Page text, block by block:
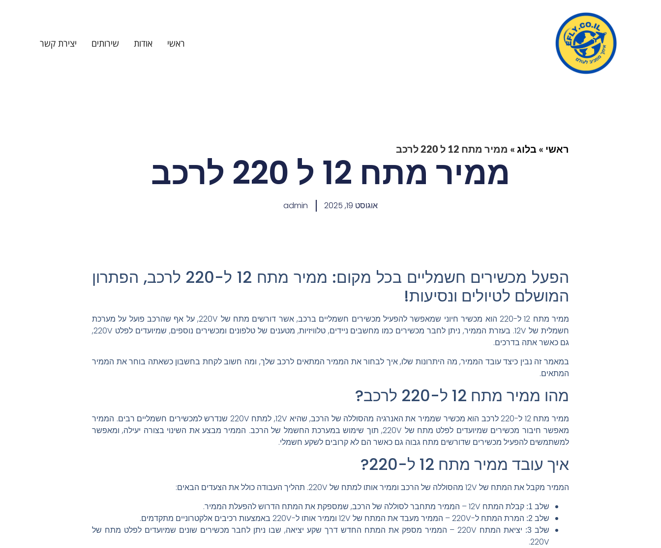
ראשי אודות שירותים יצירת קשר
ראשי » בלוג » ממיר מתח 12 ל 220 לרכב
ממיר מתח 12 ל 220 לרכב
אוגוסט 19, 2025 admin
הפעל מכשירים חשמליים בכל מקום: ממיר מתח 12 ל-220 לרכב, הפתרון
המושלם לטיולים ונסיעות!
ממיר מתח 12 ל-220 הוא מכשיר חיוני שמאפשר להפעיל מכשירים חשמליים ברכב, אשר דורשים מתח של 220V, על אף שהרכב פועל על מערכת
חשמלית של 12V. בעזרת הממיר, ניתן לחבר מכשירים כמו מחשבים ניידים, טלוויזיות, מטענים של טלפונים ומכשירים נוספים, שמיועדים לפלט 220V,
גם כאשר אתה בדרכים.
במאמר זה נבין כיצד עובד הממיר, מה היתרונות שלו, איך לבחור את הממיר המתאים לרכב שלך, ומה חשוב לקחת בחשבון כשאתה בוחר את הממיר
המתאים.
מהו ממיר מתח 12 ל-220 לרכב?
ממיר מתח 12 ל-220 לרכב הוא מכשיר שממיר את האנרגיה מהסוללה של הרכב, שהיא 12V, למתח 220V שנדרש למכשירים חשמליים רבים. הממיר
מאפשר חיבור מכשירים שמיועדים לפלט מתח של 220V, תוך שימוש במערכת החשמל של הרכב. הממיר מבצע את השינוי בצורה יעילה, ומאפשר
למשתמשים להפעיל מכשירים שדורשים מתח גבוה גם כאשר הם לא קרובים לשקע חשמלי.
איך עובד ממיר מתח 12 ל-220?
הממיר מקבל את המתח של 12V מהסוללה של הרכב וממיר אותו למתח של 220V. תהליך העבודה כולל את הצעדים הבאים:
שלב 1: קבלת המתח 12V – הממיר מתחבר לסוללה של הרכב, שמספקת את המתח הדרוש להפעלת הממיר.
שלב 2: המרת המתח ל-220V – הממיר מעבד את המתח של 12V וממיר אותו ל-220V באמצעות רכיבים אלקטרוניים מתקדמים.
שלב 3:
יציאת המתח 220V – הממיר מספק את המתח החדש דרך שקע יציאה, שבו ניתן לחבר מכשירים שונים שמיועדים לפלט מתח של
220V.